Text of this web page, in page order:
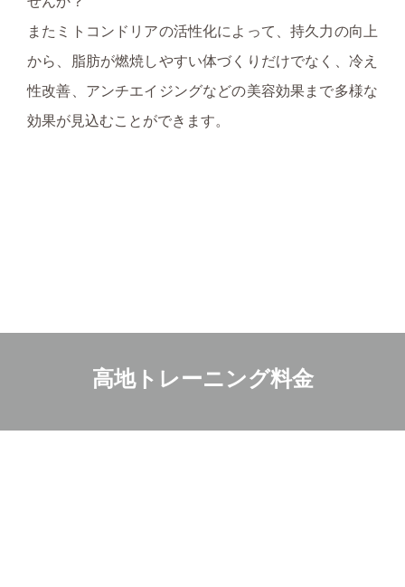
またミトコンドリアの活性化によって、持久力の向上
から、脂肪が燃焼しやすい体づくりだけでなく、冷え
性改善、アンチエイジングなどの美容効果まで多様な
効果が見込むことができます。
高地トレーニング料金